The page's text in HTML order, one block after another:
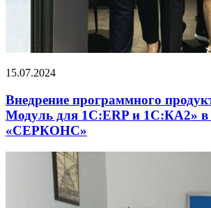
15.07.2024
Внедрение программного
Модуль для 1С:ERP и 1С:КА2»
«СЕРКОНС»